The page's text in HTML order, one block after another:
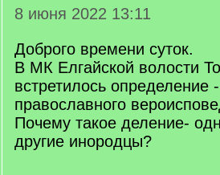
8 июня 2022 13:11
Доброго времени суток.
В МК Елгайской волости
встретилось определение
православного
Почему такое деление-
другие инородцы?